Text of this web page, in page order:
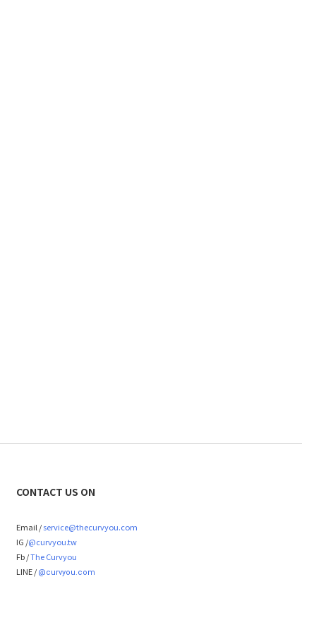
CONTACT US ON
Email /service@thecurvyou.com
IG /@curvyou.tw
Fb /The Curvyou
LINE / @curvyou.com